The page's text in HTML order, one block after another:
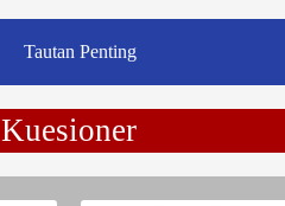
Tautan Penting
Kuesioner